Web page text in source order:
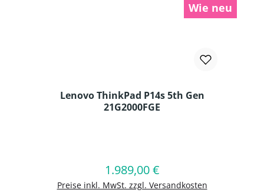
Wie neu
Lenovo ThinkPad P14s 5th Gen
21G2000FGE
Regulärer Preis:
1.989,00 €
Preise inkl. MwSt. zzgl. Versandkosten
In den Warenkorb